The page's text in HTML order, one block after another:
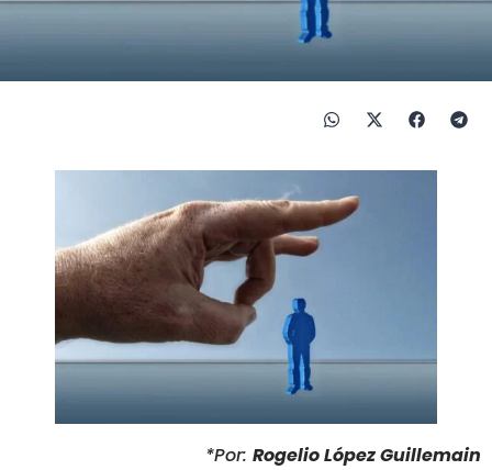
*Por: Rogelio López Guillemain